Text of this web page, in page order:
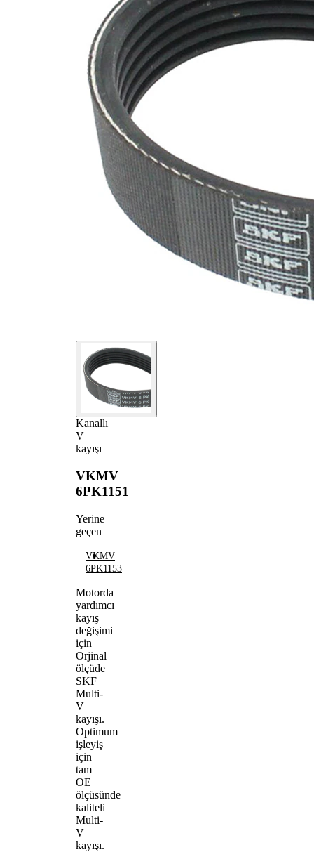
Kanallı
V
kayışı
VKMV
6PK1151
Yerine
geçen
VKMV
6PK1153
Motorda
yardımcı
kayış
değişimi
için
Orjinal
ölçüde
SKF
Multi-
V
kayışı.
Optimum
işleyiş
için
tam
OE
ölçüsünde
kaliteli
Multi-
V
kayışı.
SVHC
maddesi
mevcut
değil!
Kayış
malzemesi
EPDM
(Etilen
Propilen
Dien
Kauçuk)